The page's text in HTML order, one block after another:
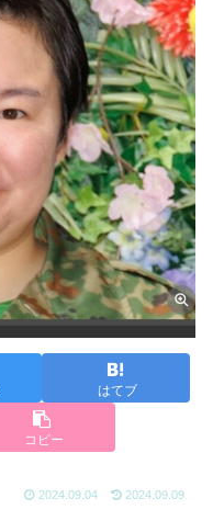
はてブ
コピー
2024.09.04 2024.09.09